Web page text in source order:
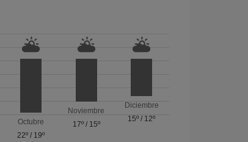
Octubre
22º / 19º
Noviembre
17º/ 15º
Diciembre
15º / 12º